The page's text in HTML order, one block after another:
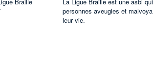
personnes aveugles et
leur vie.